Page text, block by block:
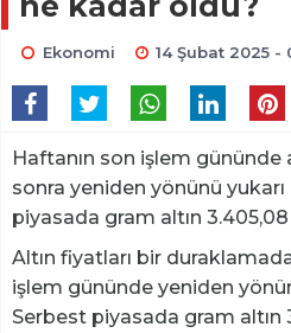
Ekonomi 14 Şubat 2025 -
Haftanın son işlem gününde
sonra yeniden yönünü
piyasada gram altın
Altın fiyatları bir
işlem gününde yeniden
Serbest piyasada gram altın